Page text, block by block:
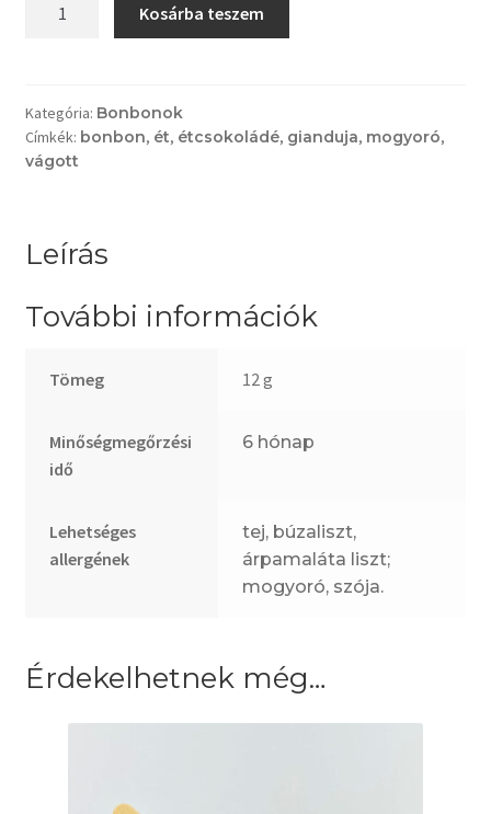
Kosárba teszem
Kategória: Bonbonok
Címkék: bonbon, ét, étcsokoládé, gianduja, mogyoró,
vágott
Leírás
További információk
Tömeg 12 g
Minőségmegőrzési
idő
6 hónap
Lehetséges
allergének
tej, búzaliszt,
árpamaláta liszt;
mogyoró, szója.
Érdekelhetnek még…